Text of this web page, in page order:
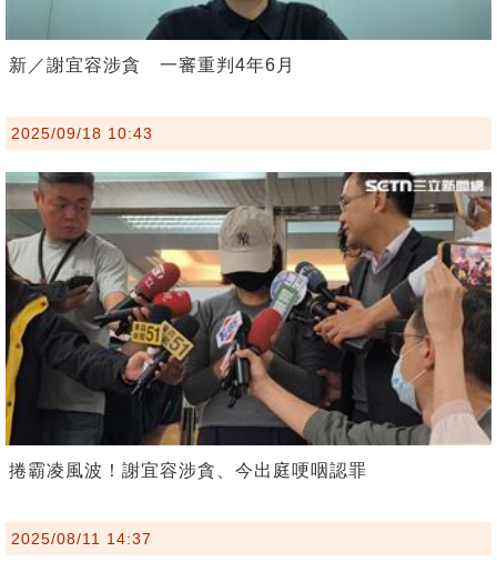
新／謝宜容涉貪 一審重判4年6月
2025/09/18 10:43
捲霸凌風波！謝宜容涉貪、今出庭哽咽認罪
2025/08/11 14:37